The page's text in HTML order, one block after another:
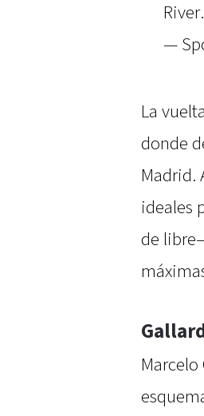
River.
—
La
donde
Madrid.
ideales
de